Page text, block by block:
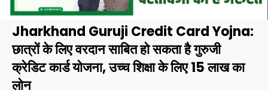
Jharkhand Guruji Credit Card Yojna:
छात्रों के लिए वरदान साबित हो सकता है गुरुजी
क्रेडिट कार्ड योजना, उच्च शिक्षा के लिए 15 लाख का
लोन